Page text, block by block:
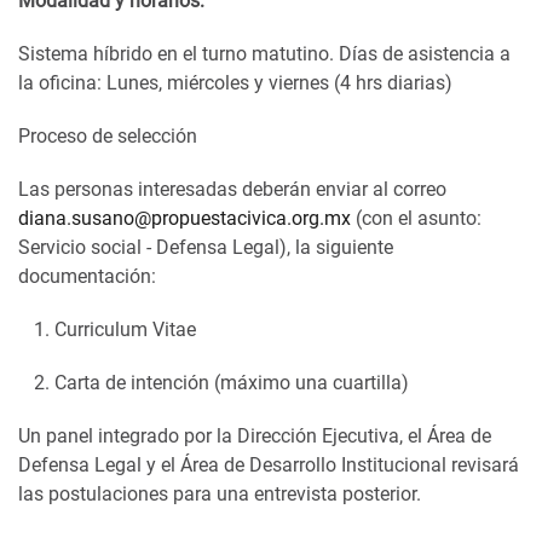
Sistema híbrido en el turno matutino. Días de asistencia a
la oficina: Lunes, miércoles y viernes (4 hrs diarias)
Proceso de selección
Las personas interesadas deberán enviar al correo
diana.susano@propuestacivica.org.mx (con el asunto:
Servicio social - Defensa Legal), la siguiente
documentación:
Curriculum Vitae
Carta de intención (máximo una cuartilla)
Un panel integrado por la Dirección Ejecutiva, el Área de
Defensa Legal y el Área de Desarrollo Institucional revisará
las postulaciones para una entrevista posterior.